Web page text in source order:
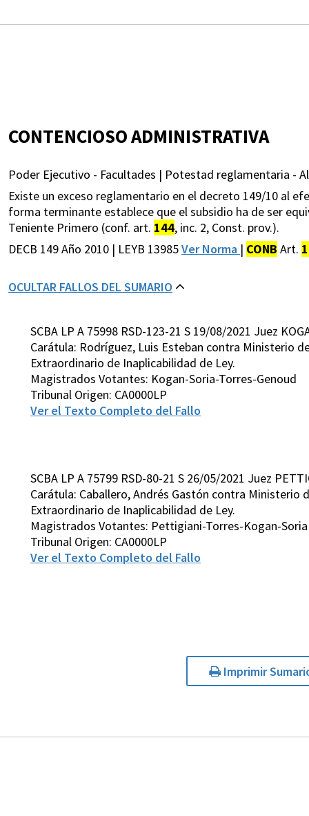
CONTENCIOSO ADMINISTRATIVA
Poder Ejecutivo - Facultades | Potestad reglamentaria -
Existe un exceso reglamentario en el decreto 149/10 al
forma terminante establece que el subsidio ha de ser
Teniente Primero (conf. art. 144, inc. 2, Const. prov.).
DECB 149 Año 2010 | LEYB 13985Ver Norma | CONB Art.
OCULTAR FALLOS DEL SUMARIO
SCBA LP A 75998 RSD-123-21 S 19/08/2021 Juez
Carátula: Rodríguez, Luis Esteban contra Ministerio
Extraordinario de Inaplicabilidad de Ley.
Magistrados Votantes: Kogan-Soria-Torres-Genoud
Tribunal Origen: CA0000LP
Ver el Texto Completo del Fallo
SCBA LP A 75799 RSD-80-21 S 26/05/2021 Juez
Carátula: Caballero, Andrés Gastón contra
Extraordinario de Inaplicabilidad de Ley.
Magistrados Votantes: Pettigiani-Torres-Kogan-Soria
Tribunal Origen: CA0000LP
Ver el Texto Completo del Fallo
Imprimir